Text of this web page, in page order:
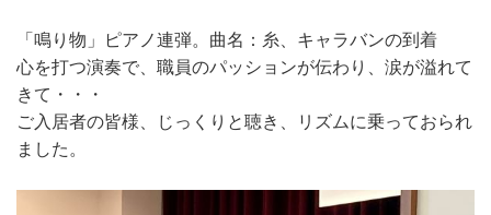
「鳴り物」ピアノ連弾。曲名：糸、キャラバンの到着
心を打つ演奏で、職員のパッションが伝わり、涙が溢れて
きて・・・
ご入居者の皆様、じっくりと聴き、リズムに乗っておられ
ました。